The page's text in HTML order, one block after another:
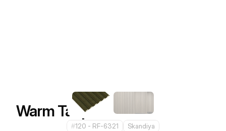
Warm Taupe
#120 - RF-6321 Skandiya